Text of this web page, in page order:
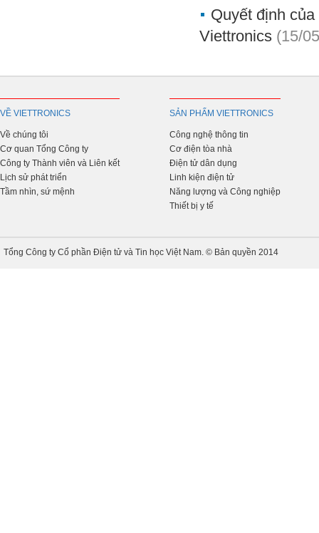
Quyết định
Viettronics (15/
VỀ VIETTRONICS
Về chúng tôi
Cơ quan Tổng Công ty
Công ty Thành viên và Liên kết
Lịch sử phát triển
Tầm nhìn, sứ mệnh
SẢN PHẨM VIETTRONICS
Công nghệ thông tin
Cơ điện tòa nhà
Điện tử dân dụng
Linh kiện điện tử
Năng lượng và Công nghiệp
Thiết bị y tế
Tổng Công ty Cổ phần Điện tử và Tin học Việt Nam. © Bản quyền 2014